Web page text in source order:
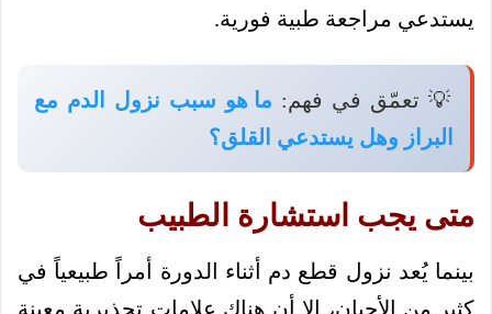
يستدعي مراجعة طبية فورية.
💡 تعمّق في فهم: ما هو سبب نزول الدم مع
البراز وهل يستدعي القلق؟
متى يجب استشارة الطبيب
بينما يُعد نزول قطع دم أثناء الدورة أمراً طبيعياً في
كثير من الأحيان، إلا أن هناك علامات تحذيرية معينة